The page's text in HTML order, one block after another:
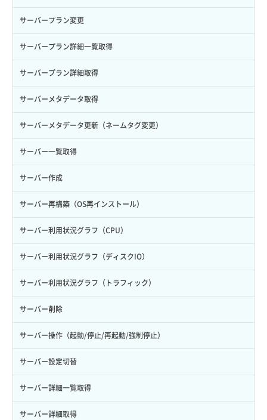
ロール削除
ロール更新
ロール詳細取得
ボリューム更新
ボリューム詳細一覧取得
ボリューム詳細取得
自動バックアップ有効化
自動バックアップ無効化
サーバープラン変更
サーバープラン詳細一覧取得
サーバープラン詳細取得
サーバーメタデータ取得
サーバーメタデータ更新（ネームタグ変更）
サーバー一覧取得
サーバー作成
サーバー再構築（OS再インストール）
サーバー利用状況グラフ（CPU）
サーバー利用状況グラフ（ディスクIO）
サーバー利用状況グラフ（トラフィック）
サーバー削除
サーバー操作（起動/停止/再起動/強制停止）
サーバー設定切替
サーバー詳細一覧取得
サーバー詳細取得